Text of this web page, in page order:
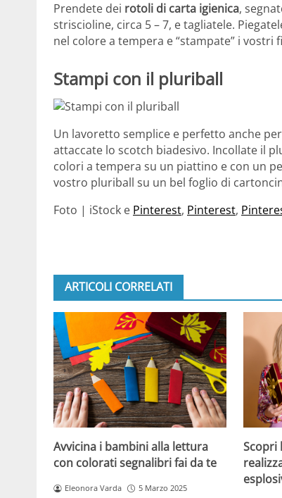
Prendete dei rotoli di carta igienica,
striscioline, circa 5 – 7, e tagliatele.
nel colore a tempera e “stampate” i vostri
Stampi con il pluriball
Un lavoretto semplice e perfetto anche
attaccate lo scotch biadesivo. Incollate il
colori a tempera su un piattino e con un
vostro pluriball su un bel foglio di
Foto | iStock e Pinterest, Pinterest,
ARTICOLI CORRELATI
Avvicina i bambini alla lettura
con colorati segnalibri fai da te
Eleonora Varda 5 Marzo 2025
Scopri